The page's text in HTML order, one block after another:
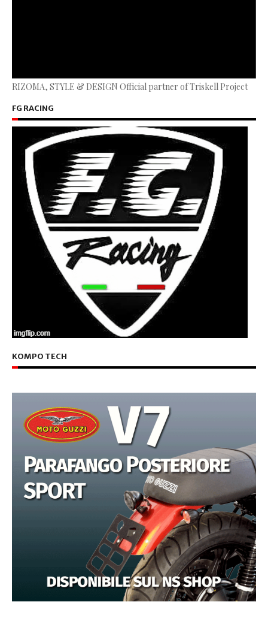
RIZOMA, STYLE & DESIGN Official partner of Triskell Project
FG RACING
KOMPO TECH